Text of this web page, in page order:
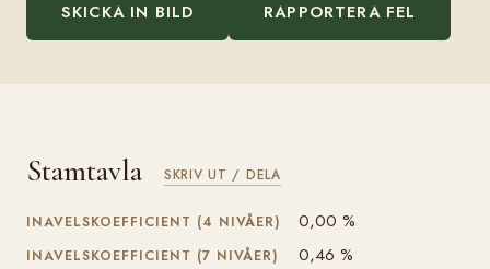
SKICKA IN BILD RAPPORTERA FEL
Stamtavla SKRIV UT / DELA
INAVELSKOEFFICIENT (4 NIVÅER) 0,00 %
INAVELSKOEFFICIENT (7 NIVÅER) 0,46 %